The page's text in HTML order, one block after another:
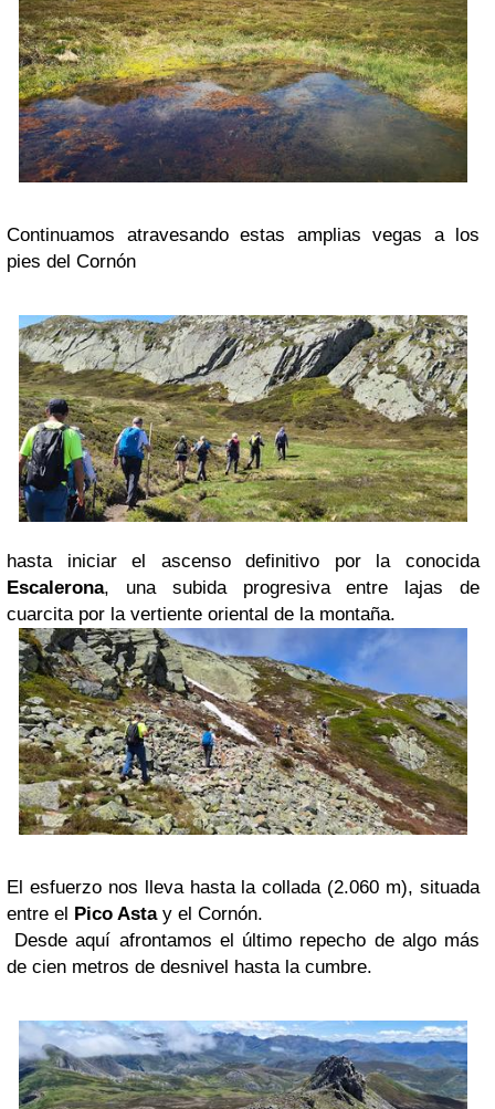
Continuamos atravesando estas amplias vegas a los
pies del Cornón
hasta iniciar el ascenso definitivo por la conocida
Escalerona, una subida progresiva entre lajas de
cuarcita por la vertiente oriental de la montaña.
El esfuerzo nos lleva hasta la collada (2.060 m), situada
entre el
Pico Astay el Cornón.
Desde aquí afrontamos el último repecho de algo más
de cien metros de desnivel hasta la cumbre.